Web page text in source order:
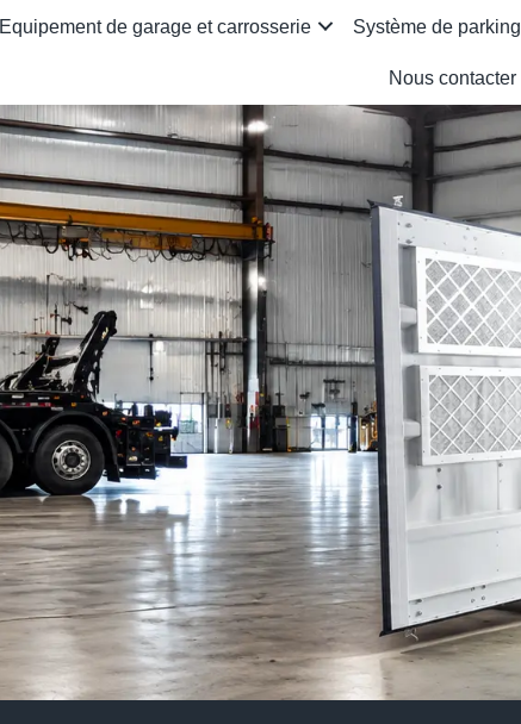
Equipement de garage et carrosserie Système de parking
Nous contacter